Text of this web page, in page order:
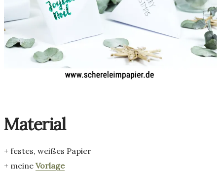
Material
+ festes, weißes Papier
+ meine Vorlage